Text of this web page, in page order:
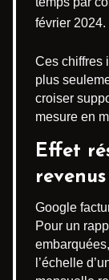
février 2024.
Ces chiffres
plus
croiser
mesure en
Effet
revenus
Google
Pour un
l’échelle